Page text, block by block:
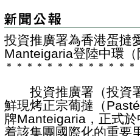
投資推廣署為香港蛋撻
Manteigaria登陸中環（
＊ ＊ ＊ ＊ ＊ ＊ ＊ ＊ ＊ ＊ ＊ ＊ ＊
投資推廣署（投資署
鮮現烤正宗葡撻（
牌Manteigaria，正式
着該集團國際化的重要